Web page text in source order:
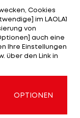
Cookies
im LAOLA1
von
auch eine
Ihre Einstellungen
über den Link in
OPTIONEN